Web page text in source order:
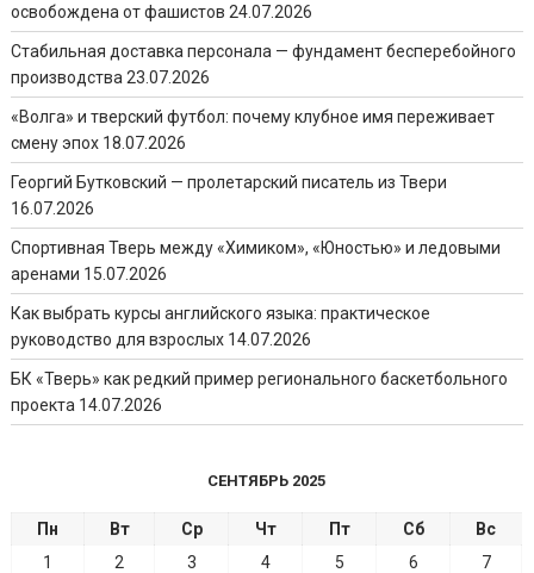
освобождена от фашистов 24.07.2026
Стабильная доставка персонала — фундамент бесперебойного
производства 23.07.2026
«Волга» и тверский футбол: почему клубное имя переживает
смену эпох 18.07.2026
Георгий Бутковский — пролетарский писатель из Твери
16.07.2026
Спортивная Тверь между «Химиком», «Юностью» и ледовыми
аренами 15.07.2026
Как выбрать курсы английского языка: практическое
руководство для взрослых 14.07.2026
БК «Тверь» как редкий пример регионального баскетбольного
проекта 14.07.2026
СЕНТЯБРЬ 2025
Пн Вт Ср Чт Пт Сб
Вс
1
2 3 4 5 6
7